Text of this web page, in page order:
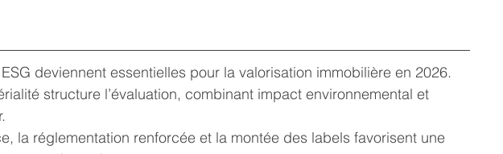
deviennent essentielles pour la valorisation immobilière en 2026.
structure l’évaluation, combinant impact environnemental et
la réglementation renforcée et la montée des labels favorisent une